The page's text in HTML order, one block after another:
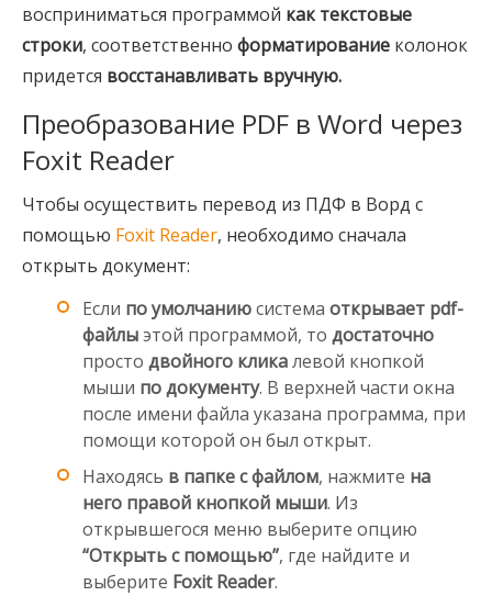
восприниматься программой как текстовые
строки, соответственно форматирование колонок
придется восстанавливать вручную.
Преобразование PDF в Word через
Foxit Reader
Чтобы осуществить перевод из ПДФ в Ворд с
помощью Foxit Reader, необходимо сначала
открыть документ:
Если по умолчаниюсистема открывает pdf-
файлыэтой программой, то достаточно
просто двойного кликалевой кнопкой
мыши по документу. В верхней части окна
после имени файла указана программа, при
помощи которой он был открыт.
Находясь в папке с файлом, нажмите на
него правой кнопкой мыши. Из
открывшегося меню выберите опцию
“Открыть с помощью”, где найдите и
выберите Foxit Reader.